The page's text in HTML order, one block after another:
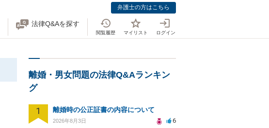
弁護士の方はこちら
法律Q&Aを探す
閲覧履歴 マイリスト ログイン
離婚・男女問題の法律Q&Aランキン
グ
1 離婚時の公正証書の内容について
2026年8月3日 6